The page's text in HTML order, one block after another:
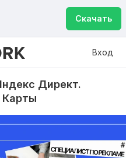
Скачать
Вход
Директ.
Карты